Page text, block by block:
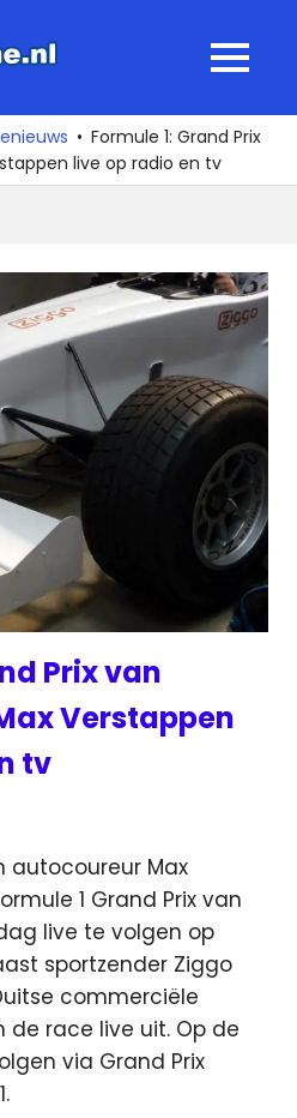
MENU
Formule 1: Grand Prix
live op radio en tv
Prix van
Verstappen
tv
autocoureur Max
1 Grand Prix van
live te volgen op
sportzender Ziggo
commerciële
de race live uit. Op de
via Grand Prix